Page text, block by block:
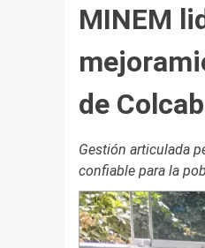
MINEM
de
Gestión articulada
confiable para la